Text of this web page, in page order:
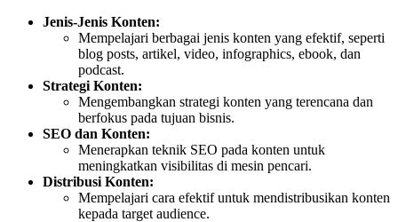
Jenis-Jenis Konten:
Mempelajari berbagai jenis konten yang efektif, seperti
blog posts, artikel, video, infographics, ebook, dan
podcast.
Strategi Konten:
Mengembangkan strategi konten yang terencana dan
berfokus pada tujuan bisnis.
SEO dan Konten:
Menerapkan teknik SEO pada konten untuk
meningkatkan visibilitas di mesin pencari.
Distribusi Konten:
Mempelajari cara efektif untuk mendistribusikan konten
kepada target audience.